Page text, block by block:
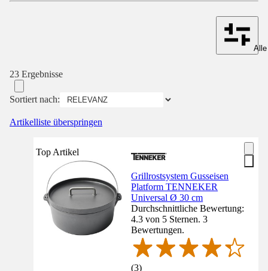
23 Ergebnisse
Sortiert nach:
Artikelliste überspringen
Top Artikel
Grillrostsystem Gusseisen
Platform TENNEKER
Universal Ø 30 cm
Durchschnittliche Bewertung:
4.3 von 5 Sternen. 3
Bewertungen.
(3)